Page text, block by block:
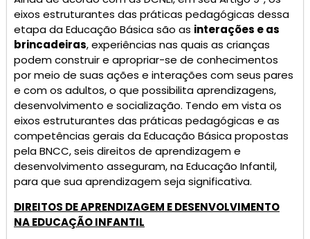
eixos estruturantes das práticas pedagógicas dessa
etapa da Educação Básica são as interações e as
brincadeiras, experiências nas quais as crianças
podem construir e apropriar-se de conhecimentos
por meio de suas ações e interações com seus pares
e com os adultos, o que possibilita aprendizagens,
desenvolvimento e socialização. Tendo em vista os
eixos estruturantes das práticas pedagógicas e as
competências gerais da Educação Básica propostas
pela BNCC, seis direitos de aprendizagem e
desenvolvimento asseguram, na Educação Infantil,
para que sua aprendizagem seja significativa.
DIREITOS DE APRENDIZAGEM E DESENVOLVIMENTO
NA EDUCAÇÃO INFANTIL